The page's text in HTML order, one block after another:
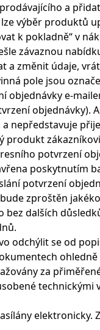
a
výběr produktů
k pokladně“ v
závaznou
a změnit údaje,
pole jsou
objednávky e-
nepředstavuje
produkt
potvrzení
poskytnutím
potvrzení
zproštěn
dalších
odchýlit se od
za
technickými
elektronicky.